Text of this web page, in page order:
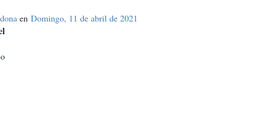
en Domingo, 11 de abril de 2021